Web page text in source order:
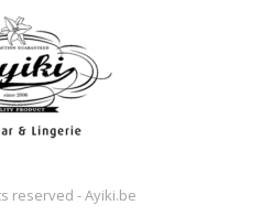
reserved - Ayiki.be